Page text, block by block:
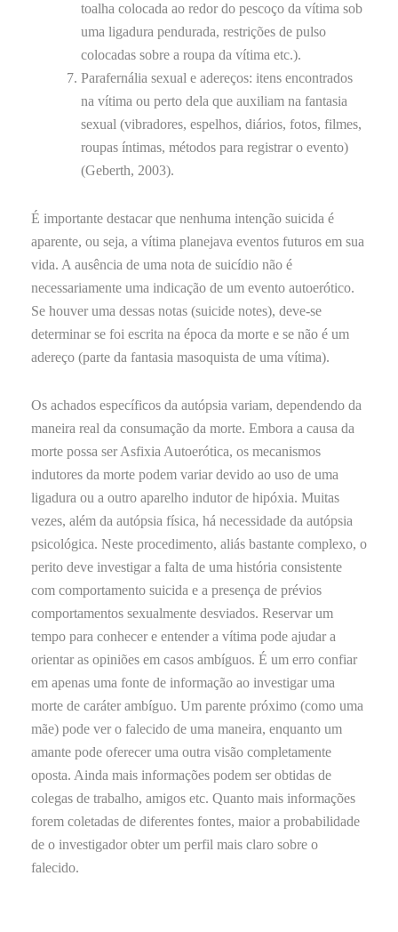
toalha colocada ao redor do pescoço da vítima sob
uma ligadura pendurada, restrições de pulso
colocadas sobre a roupa da vítima etc.).
Parafernália sexual e adereços: itens encontrados
na vítima ou perto dela que auxiliam na fantasia
sexual (vibradores, espelhos, diários, fotos, filmes,
roupas íntimas, métodos para registrar o evento)
(Geberth, 2003).
É importante destacar que nenhuma intenção suicida é
aparente, ou seja, a vítima planejava eventos futuros em sua
vida. A ausência de uma nota de suicídio não é
necessariamente uma indicação de um evento autoerótico.
Se houver uma dessas notas (suicide notes), deve-se
determinar se foi escrita na época da morte e se não é um
adereço (parte da fantasia masoquista de uma vítima).
Os achados específicos da autópsia variam, dependendo da
maneira real da consumação da morte. Embora a causa da
morte possa ser Asfixia Autoerótica, os mecanismos
indutores da morte podem variar devido ao uso de uma
ligadura ou a outro aparelho indutor de hipóxia. Muitas
vezes, além da autópsia física, há necessidade da autópsia
psicológica. Neste procedimento, aliás bastante complexo, o
perito deve investigar a falta de uma história consistente
com comportamento suicida e a presença de prévios
comportamentos sexualmente desviados. Reservar um
tempo para conhecer e entender a vítima pode ajudar a
orientar as opiniões em casos ambíguos. É um erro confiar
em apenas uma fonte de informação ao investigar uma
morte de caráter ambíguo. Um parente próximo (como uma
mãe) pode ver o falecido de uma maneira, enquanto um
amante pode oferecer uma outra visão completamente
oposta. Ainda mais informações podem ser obtidas de
colegas de trabalho, amigos etc. Quanto mais informações
forem coletadas de diferentes fontes, maior a probabilidade
de o investigador obter um perfil mais claro sobre o
falecido.